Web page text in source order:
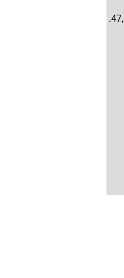
נתוני איגוד יבואני הרכב לסיכום ינואר 2024. במהלך החודש נמכרו 37,247 מכוניות, כעשרת אלפי יחידות פחות מחודש ינואר 2023, שבו נמסרו 47,232.